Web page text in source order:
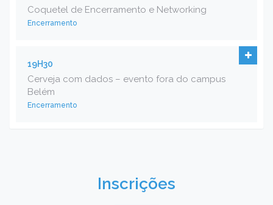
Coquetel de Encerramento e Networking
Encerramento
19H30
Cerveja com dados – evento fora do campus
Belém
Encerramento
Inscrições